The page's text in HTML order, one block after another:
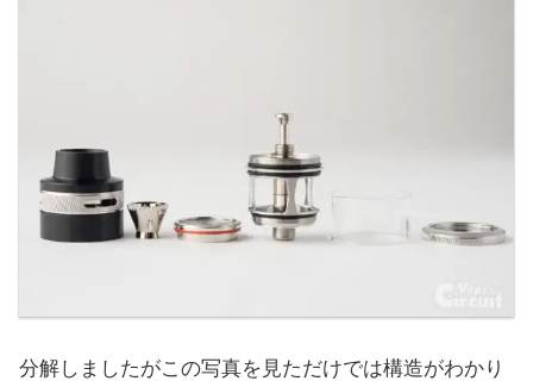
分解しましたがこの写真を見ただけでは構造がわかり